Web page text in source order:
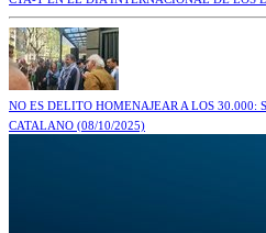
NO ES DELITO HOMENAJEAR A LOS 30.000:
CATALANO (08/10/2025)